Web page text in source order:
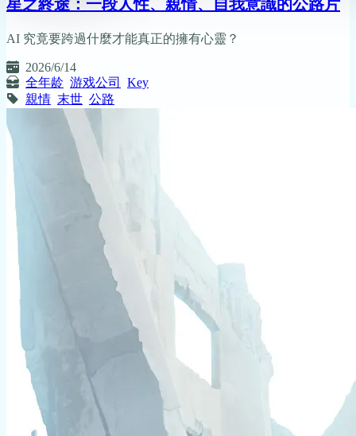
星之終途：一段人性、親情、自我意識的公路片
AI 究竟要跨過什麼才能真正的擁有心靈？
2026/6/14
全年龄 游戏公司
Key
親情 末世 公路